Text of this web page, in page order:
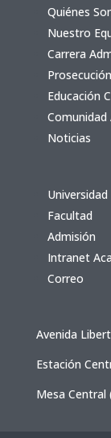
Quiénes
Nuestro
Carrera
Educación
Comunidad
Noticias
Universidad
Facultad
Admisión
Intranet
Correo
Avenida
Estación
Mesa Central